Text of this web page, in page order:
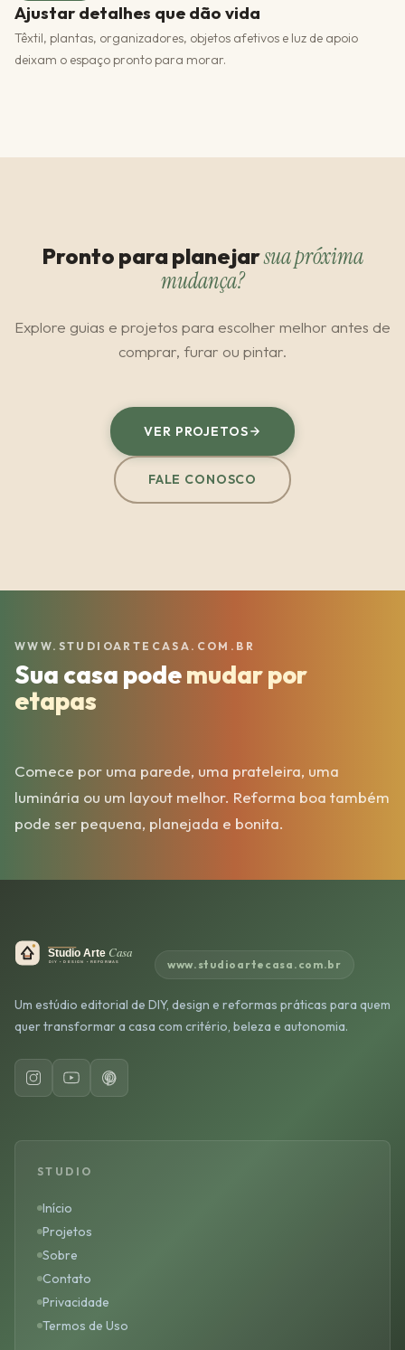
Ajustar detalhes que dão vida
Têxtil, plantas, organizadores, objetos afetivos e luz de apoio
deixam o espaço pronto para morar.
Pronto para planejarsua próxima
mudança?
Explore guias e projetos para escolher melhor antes de
comprar, furar ou pintar.
VER PROJETOS
FALE CONOSCO
WWW.STUDIOARTECASA.COM.BR
Sua casa podemudar por
etapas
Comece por uma parede, uma prateleira, uma
luminária ou um layout melhor. Reforma boa também
pode ser pequena, planejada e bonita.
www.studioartecasa.com.br
Um estúdio editorial de DIY, design e reformas práticas para quem
quer transformar a casa com critério, beleza e autonomia.
STUDIO
Início
Projetos
Sobre
Contato
Privacidade
Termos de Uso